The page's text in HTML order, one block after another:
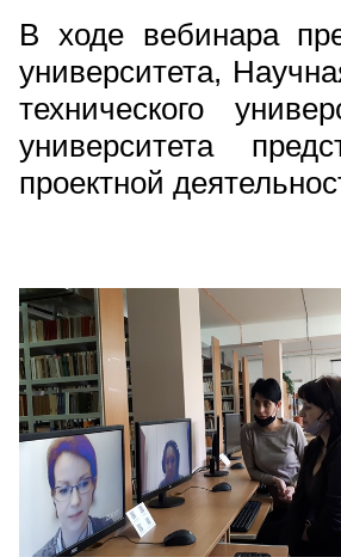
В ходе вебинара
университета,
технического
университета
проектной